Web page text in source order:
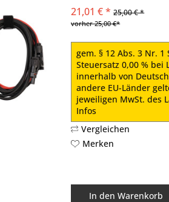
zuverlässige Energie.
Solar auf XT60i
21,01 € * 25,00 € *
vorher 25,00 €*
gem. § 12 Abs. 3 Nr. 1
Steuersatz 0,00 % bei
innerhalb von
andere EU-Länder
jeweiligen MwSt. des
Infos
Vergleichen
Merken
In den Warenkorb